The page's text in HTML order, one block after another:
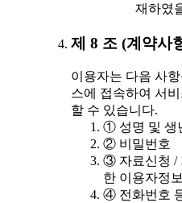
재하였
제 8 조 (계약사
이용자는 다음 사
스에 접속하여 서
할 수 있습니다.
① 성명 및 생
② 비밀번호
③ 자료신청 /
한 이용자정보
④ 전화번호